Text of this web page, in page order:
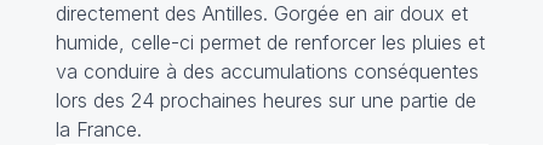
directement des Antilles. Gorgée en air doux et
humide, celle-ci permet de renforcer les pluies et
va conduire à des accumulations conséquentes
lors des 24 prochaines heures sur une partie de
la France.